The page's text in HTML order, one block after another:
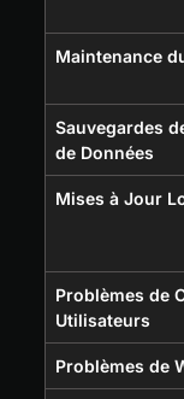
Maintenance
Sauvegardes
de Données
Mises à Jour
Problèmes de
Utilisateurs
Problèmes de